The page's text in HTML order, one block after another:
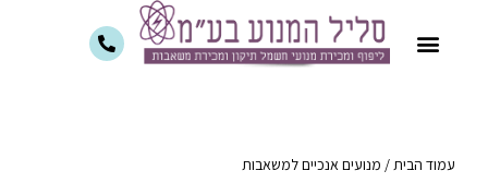
עמוד הבית/ מנועים אנכיים למשאבות